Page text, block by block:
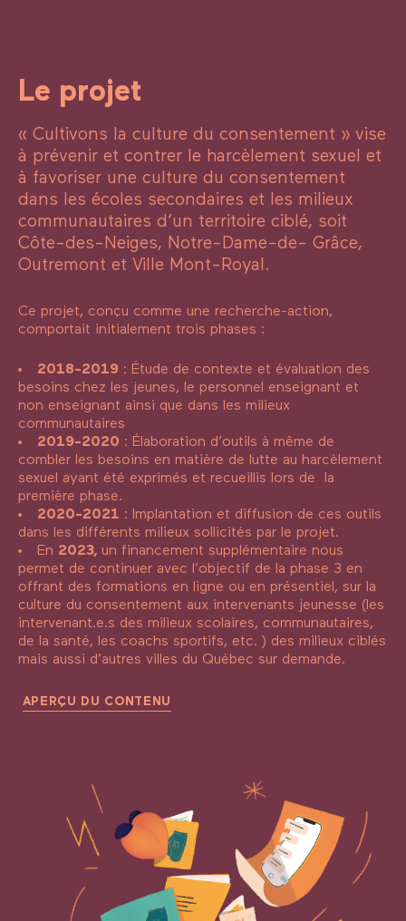
Le projet
« Cultivons la culture du consentement » vise
à prévenir et contrer le harcèlement sexuel et
à favoriser une culture du consentement
dans les écoles secondaires et les milieux
communautaires d’un territoire ciblé, soit
Côte-des-Neiges, Notre-Dame-de- Grâce,
Outremont et Ville Mont-Royal.
Ce projet, conçu comme une recherche-action,
comportait initialement trois phases :
2018-2019 : Étude de contexte et évaluation des
besoins chez les jeunes, le personnel enseignant et
non enseignant ainsi que dans les milieux
communautaires
2019-2020 : Élaboration d’outils à même de
combler les besoins en matière de lutte au harcèlement
sexuel ayant été exprimés et recueillis lors de la
première phase.
2020-2021 : Implantation et diffusion de ces outils
dans les différents milieux sollicités par le projet.
En 2023, un financement supplémentaire nous
permet de continuer avec l’objectif de la phase 3 en
offrant des formations en ligne ou en présentiel, sur la
culture du consentement aux intervenants jeunesse (les
intervenant.e.s des milieux scolaires, communautaires,
de la santé, les coachs sportifs, etc. ) des milieux ciblés
mais aussi d’autres villes du Québec sur demande.
APERÇU DU CONTENU